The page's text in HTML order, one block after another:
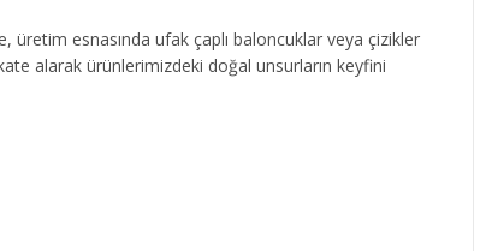
üretim esnasında ufak çaplı baloncuklar veya çizikler
alarak ürünlerimizdeki doğal unsurların keyfini